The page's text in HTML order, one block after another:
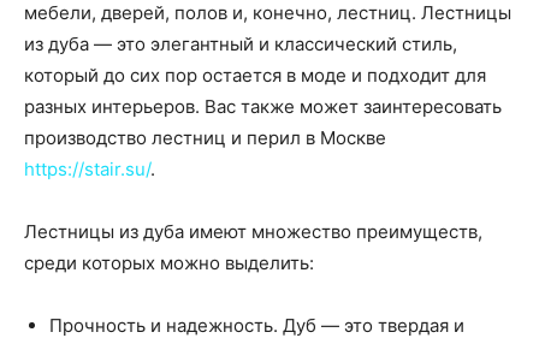
мебели, дверей, полов и, конечно, лестниц. Лестницы
из дуба — это элегантный и классический стиль,
который до сих пор остается в моде и подходит для
разных интерьеров. Вас также может заинтересовать
производство лестниц и перил в Москве
https://stair.su/.
Лестницы из дуба имеют множество преимуществ,
среди которых можно выделить:
Прочность и надежность. Дуб — это твердая и